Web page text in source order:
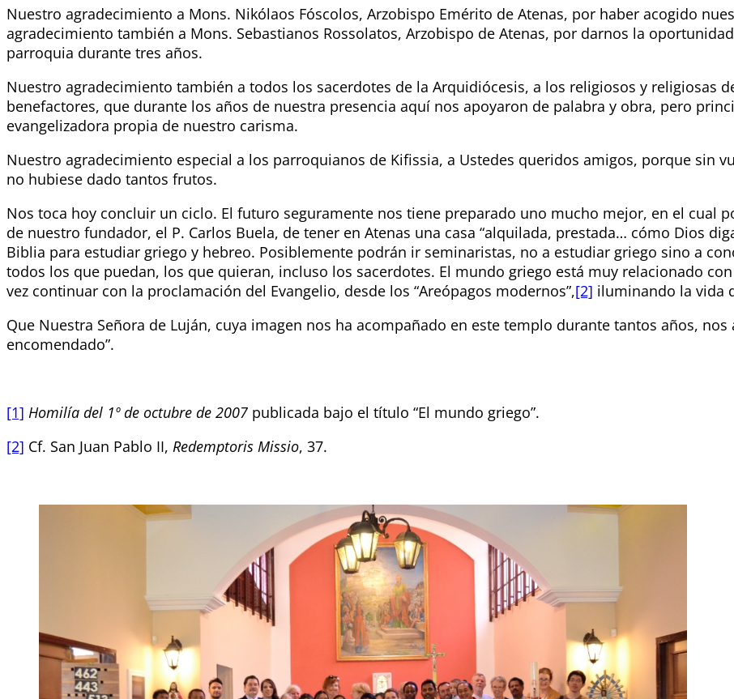
Nuestro agradecimiento a Mons. Nikólaos Fóscolos, Arzobispo Emérito de Atenas, por haber acogido
agradecimiento también a Mons. Sebastianos Rossolatos, Arzobispo de Atenas, por darnos la
parroquia durante tres años.
Nuestro agradecimiento también a todos los sacerdotes de la Arquidiócesis, a los religiosos y religiosas
benefactores, que durante los años de nuestra presencia aquí nos apoyaron de palabra y obra, pero
evangelizadora propia de nuestro carisma.
Nuestro agradecimiento especial a los parroquianos de Kifissia, a Ustedes queridos amigos, porque sin
no hubiese dado tantos frutos.
Nos toca hoy concluir un ciclo. El futuro seguramente nos tiene preparado uno mucho mejor, en el cual
de nuestro fundador, el P. Carlos Buela, de tener en Atenas una casa “alquilada, prestada… cómo Dios
Biblia para estudiar griego y hebreo. Posiblemente podrán ir seminaristas, no a estudiar griego sino a
todos los que puedan, los que quieran, incluso los sacerdotes. El mundo griego está muy relacionado
vez continuar con la proclamación del Evangelio, desde los “Areópagos modernos”,[2] iluminando la vida
Que Nuestra Señora de Luján, cuya imagen nos ha acompañado en este templo durante tantos años,
encomendado”.
[1] Homilía del 1º de octubre de 2007 publicada bajo el título “El mundo griego”.
[2] Cf. San Juan Pablo II, Redemptoris Missio, 37.